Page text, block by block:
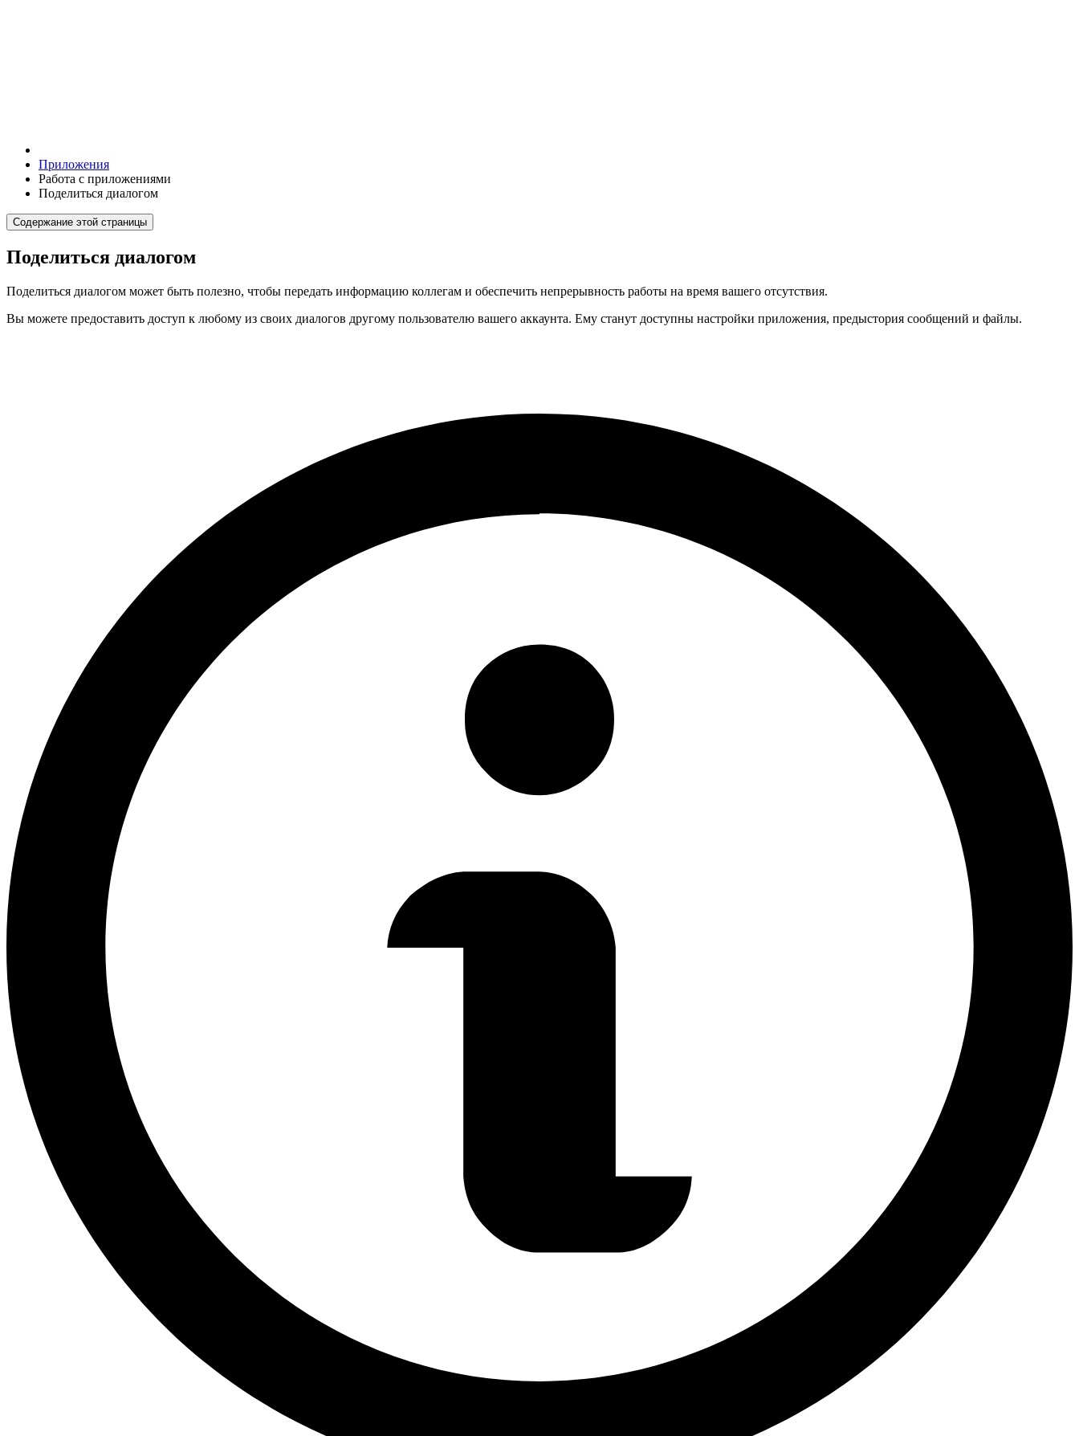
Приложения
Работа с приложениями
Поделиться диалогом
Содержание этой страницы
Поделиться диалогом
Поделиться диалогом может быть полезно, чтобы передать информацию коллегам и обеспечить непрерывность работы на время вашего отсутствия.
Вы можете предоставить доступ к любому из своих диалогов другому пользователю вашего аккаунта. Ему станут доступны настройки приложения, предыстория сообщений и файлы.